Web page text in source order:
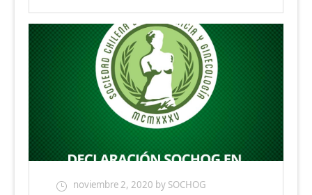
noviembre 2, 2020 by SOCHOG